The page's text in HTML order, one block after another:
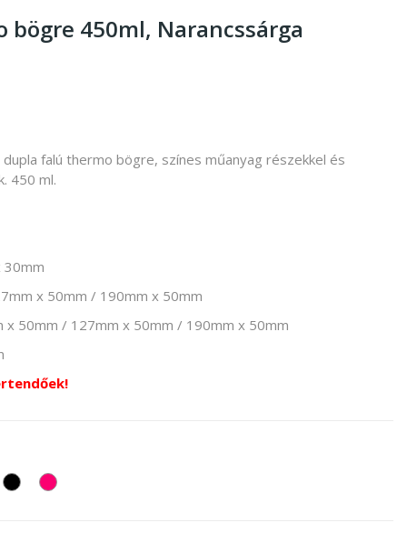
bögre 450ml, Narancssárga
falú thermo bögre, színes műanyag részekkel és
450 ml.
30mm
x 50mm / 190mm x 50mm
x 50mm / 127mm x 50mm / 190mm x 50mm
FeketePink